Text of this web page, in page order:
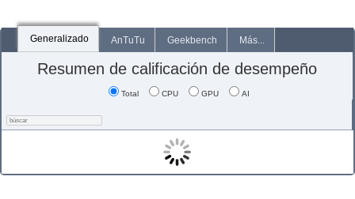
Generalizado AnTuTu Geekbench Más...
Resumen de calificación de desempeño
Total CPU GPU AI